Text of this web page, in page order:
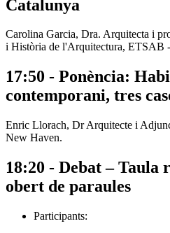
Catalunya
Carolina Garcia, Dra. Arquitecta i
i Història de l'Arquitectura, ETSAB
17:50 - Ponència:
contemporani, tres
Enric Llorach, Dr Arquitecte i
New Haven.
18:20 - Debat – Taula
obert de paraules
Participants: